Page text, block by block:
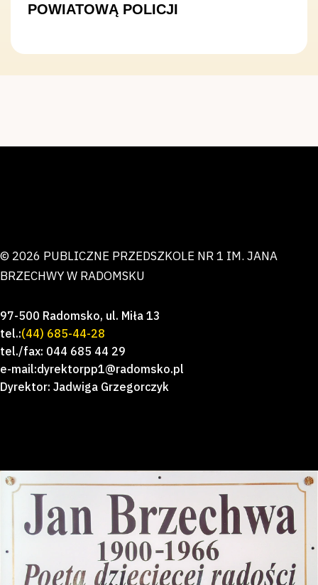
POWIATOWĄ POLICJI
© 2026 PUBLICZNE PRZEDSZKOLE NR 1 IM. JANA
BRZECHWY W RADOMSKU
97-500 Radomsko, ul. Miła 13
tel.:(44) 685-44-28
tel./fax: 044 685 44 29
e-mail:dyrektorpp1@radomsko.pl
Dyrektor: Jadwiga Grzegorczyk